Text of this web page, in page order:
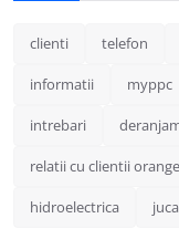
clienti telefon
informatii myppc
intrebari
relatii cu clientii orange
hidroelectrica